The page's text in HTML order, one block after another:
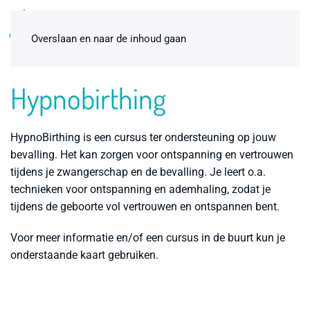
Birth Pool in a Box Binnenhoes
€47,00
Overslaan en naar de inhoud gaan
Hypnobirthing
HypnoBirthing is een cursus ter ondersteuning op jouw
bevalling. Het kan zorgen voor ontspanning en vertrouwen
tijdens je zwangerschap en de bevalling. Je leert o.a.
technieken voor ontspanning en ademhaling, zodat je
tijdens de geboorte vol vertrouwen en ontspannen bent.
Voor meer informatie en/of een cursus in de buurt kun je
onderstaande kaart gebruiken.